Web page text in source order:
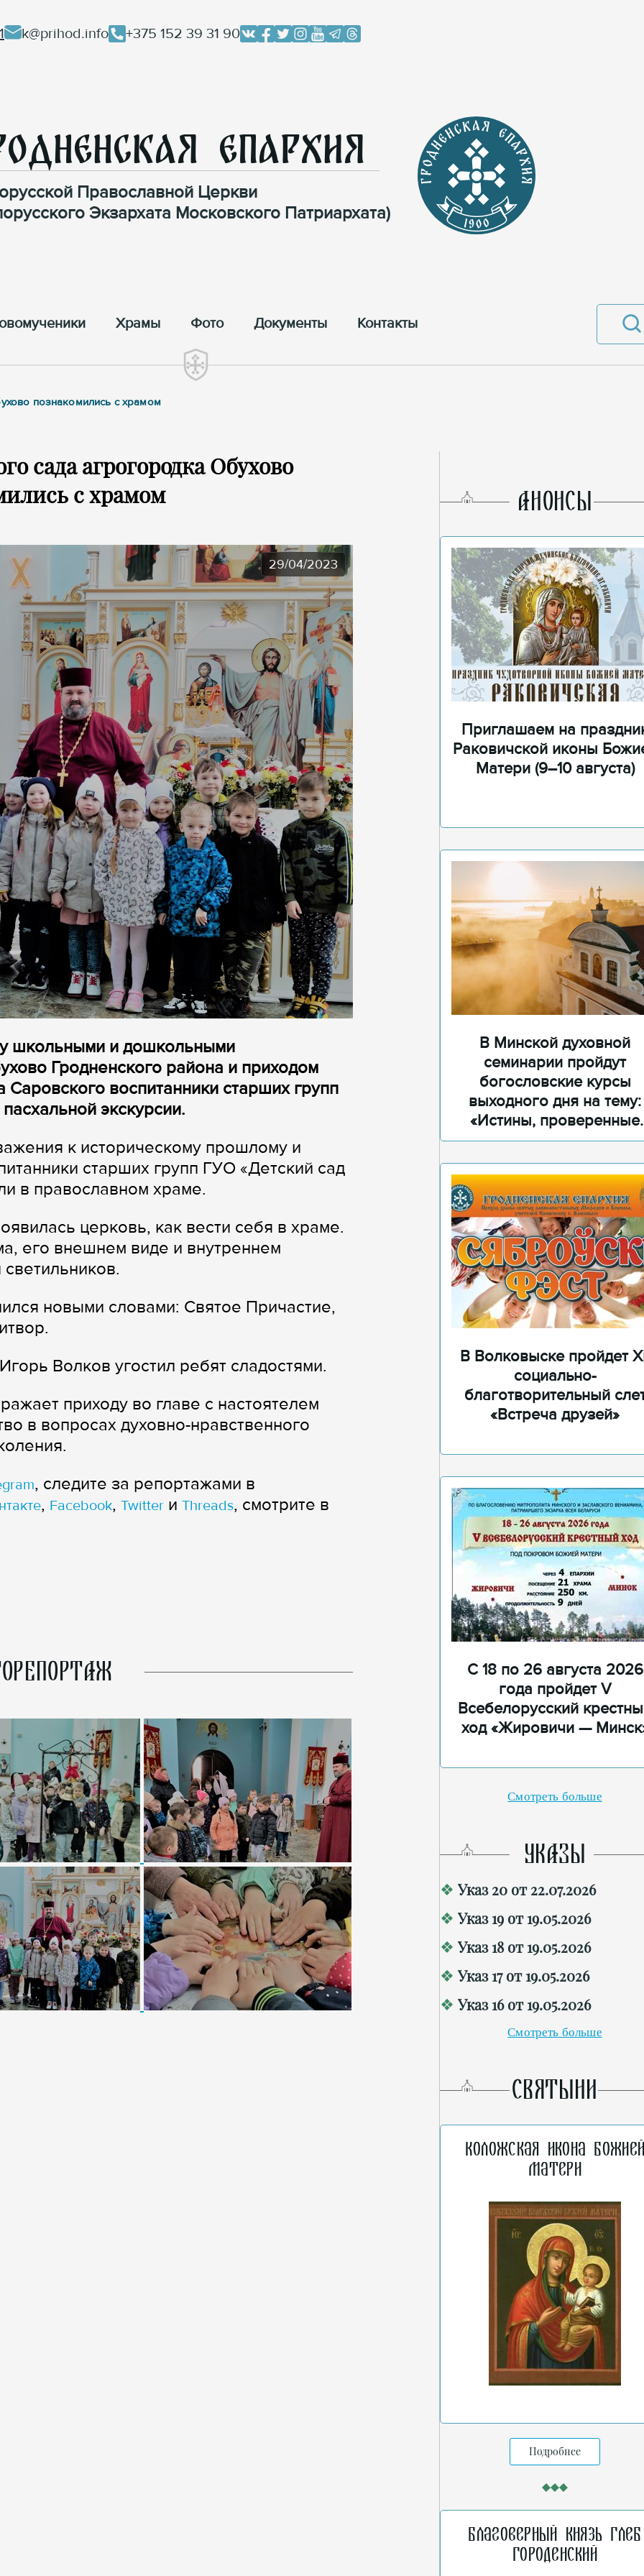
k@prihod.info +375 152 39 31 90
Епархия
Православной Церкви
Экзархата Московского Патриархата)
Храмы Фото Документы Контакты
познакомились с храмом
сада агрогородка Обухово
с храмом
29/04/2023
школьными и дошкольными
Гродненского района и приходом
воспитанники старших групп
экскурсии.
к историческому прошлому и
старших групп ГУО «Детский сад
в православном храме.
церковь, как вести себя в храме.
его внешнем виде и внутреннем
новыми словами: Святое Причастие,
Волков угостил ребят сладостями.
приходу во главе с настоятелем
в вопросах духовно-нравственного
, следите за репортажами в
, Facebook, Twitter и Threads, смотрите в
AНОНСЫ
Приглашаем на
Раковичской иконы
Матери (9–10 августа)
В Минской духовной
семинарии пройдут
богословские курсы
выходного дня на тему:
«Истины, проверенные
временем»
В Волковыске пройдет
социально-
благотворительный
«Встреча друзей»
С 18 по 26 августа 2026
года пройдет V
Всебелорусский
ход «Жировичи —
Смотреть больше
УКАЗЫ
Указ 20 от 22.07.2026
Указ 19 от 19.05.2026
Указ 18 от 19.05.2026
Указ 17 от 19.05.2026
Указ 16 от 19.05.2026
Смотреть больше
СВЯТЫНИ
Коложская икона
Матери
Подробнее
Благоверный князь Глеб
Городенский